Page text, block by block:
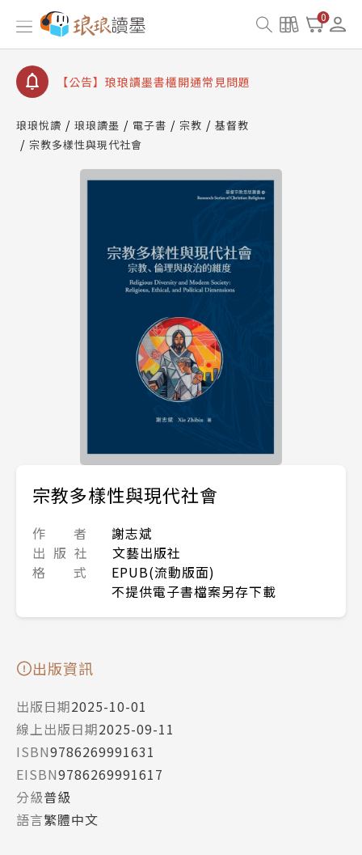
0
【公告】因 Readmoo 讀墨系統維護中，本站同步暫
停部分閱讀服務
【公告】琅琅讀墨數位閱讀資產合併與書櫃開通申請
【公告】琅琅讀墨書櫃開通常見問題
請圖文教學
【公告】琅琅書店服務升級重要說明及資產合併結果
查詢
【公告】因 Readmoo 讀墨系統維護中，本站同步暫
琅琅悅讀 琅琅讀墨 電子書 宗教
基督教
宗教多樣性與現代社會
宗教多樣性與現代社會
作 者
謝志斌
出 版 社
文藝出版社
格 式
EPUB(流動版面)
不提供電子書檔案另存下載
出版資訊
出版日期2025-10-01
線上出版日期2025-09-11
ISBN9786269991631
EISBN9786269991617
分級普級
語言繁體中文